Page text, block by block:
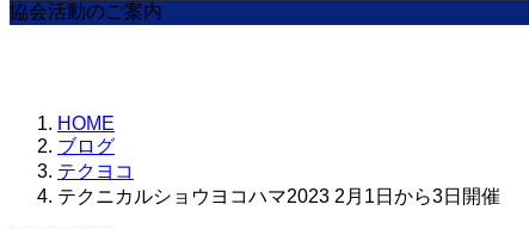
協会活動のご案内
HOME
ブログ
テクヨコ
テクニカルショウヨコハマ2023 2月1日から3日開催